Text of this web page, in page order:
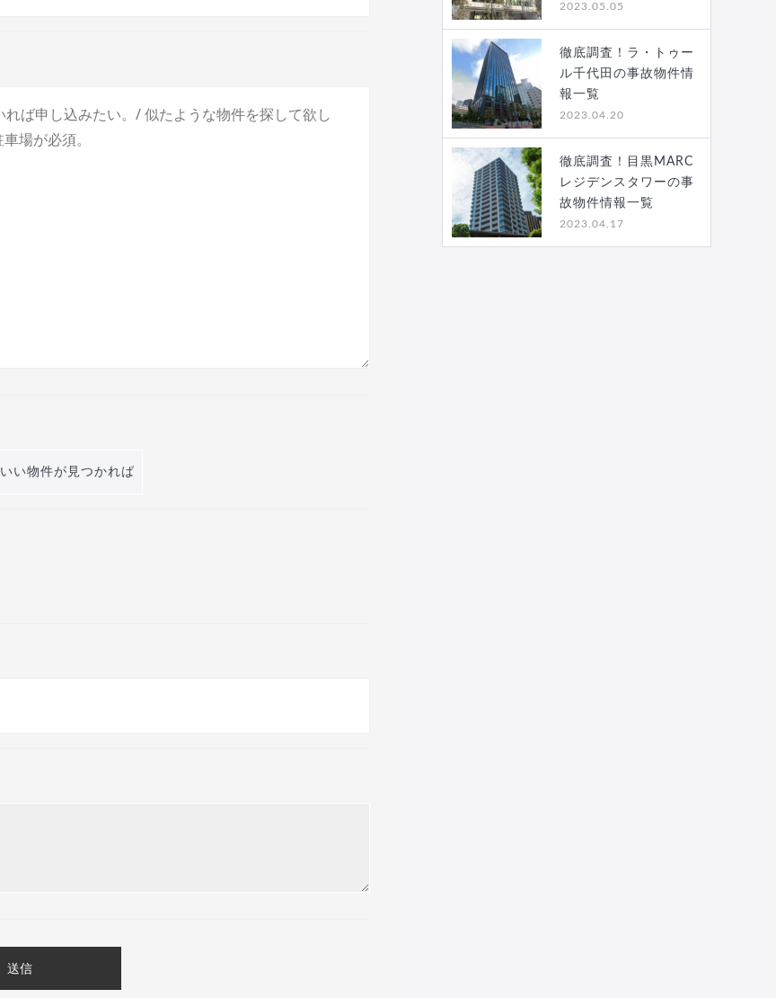
いい物件が見つかれば
故…
2023.05.05
徹底調査！ラ・トゥー
ル千代田の事故物件情
報一覧
2023.04.20
徹底調査！目黒MARC
レジデンスタワーの事
故物件情報一覧
2023.04.17